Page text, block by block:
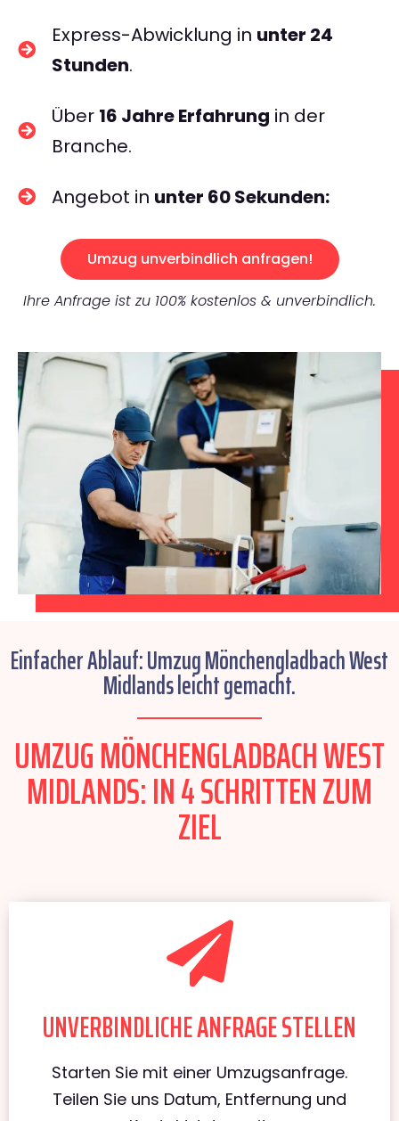
Express-Abwicklung in unter 24
Stunden.
Über 16 Jahre Erfahrung in der
Branche.
Angebot in unter 60 Sekunden:
Umzug unverbindlich anfragen!
Ihre Anfrage ist zu 100% kostenlos & unverbindlich.
Einfacher Ablauf: Umzug Mönchengladbach West
Midlands leicht gemacht.
UMZUG MÖNCHENGLADBACH WEST
MIDLANDS: IN 4 SCHRITTEN ZUM
ZIEL
UNVERBINDLICHE ANFRAGE STELLEN
Starten Sie mit einer Umzugsanfrage.
Teilen Sie uns Datum, Entfernung und